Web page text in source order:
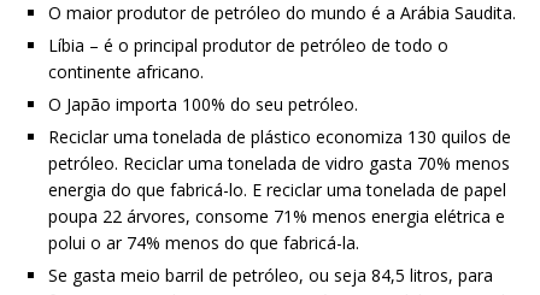
O maior produtor de petróleo do mundo é a Arábia Saudita.
Líbia – é o principal produtor de petróleo de todo o
continente africano.
O Japão importa 100% do seu petróleo.
Reciclar uma tonelada de plástico economiza 130 quilos de
petróleo. Reciclar uma tonelada de vidro gasta 70% menos
energia do que fabricá-lo. E reciclar uma tonelada de papel
poupa 22 árvores, consome 71% menos energia elétrica e
polui o ar 74% menos do que fabricá-la.
Se gasta meio barril de petróleo, ou seja 84,5 litros, para